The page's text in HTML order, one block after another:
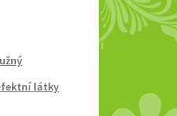
látky